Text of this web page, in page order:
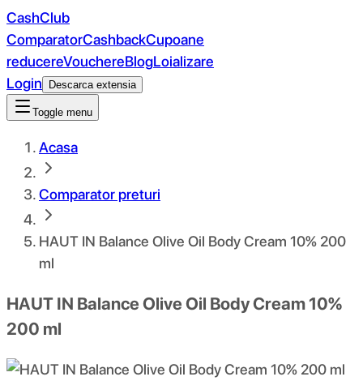
CashClub
ComparatorCashbackCupoane
reducereVouchereBlogLoializare
Login
Descarca extensia
Toggle menu
Acasa
Comparator preturi
HAUT IN Balance Olive Oil Body Cream 10% 200
ml
HAUT IN Balance Olive Oil Body Cream 10%
200 ml